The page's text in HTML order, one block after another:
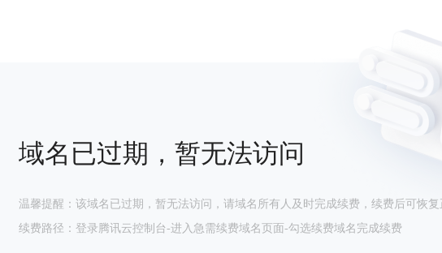
域名已过期，暂无法访问
温馨提醒：该域名已过期，暂无法访问，请域名所有人及时完成续费，续费后可恢复
续费路径：登录腾讯云控制台-进入急需续费域名页面-勾选续费域名完成续费